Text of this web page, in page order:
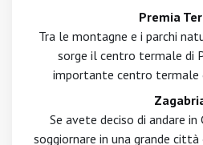
Premia
Tra le montagne e i parchi
sorge il centro termale di
importante centro
Se avete deciso di andare in
soggiornare in una grande